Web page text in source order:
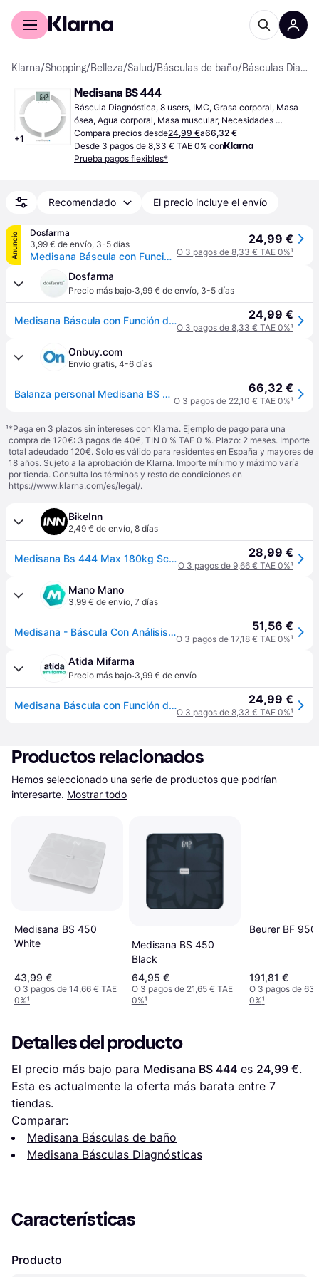
Comprar con Klarna
Klarna/Shopping/Belleza/Salud/Básculas de baño/ Básculas Diagnósticas
+1
Medisana BS 444
Báscula Diagnóstica, 8 users, IMC, Grasa corporal, Masa
ósea, Agua corporal, Masa muscular, Necesidades
calóricas, Blanco, Metal, Vidrio
Compara precios desde24,99 €a66,32 €
Desde 3 pagos de 8,33 € TAE 0% con
Prueba pagos flexibles*
Recomendado El precio incluye el envío
Anuncio
Dosfarma
3,99 € de envío, 3-5 días
Medisana Báscula con Función de Análisis BS 444 Connect
24,99 €
O 3 pagos de 8,33 € TAE 0%¹
Dosfarma
Precio más bajo·3,99 € de envío, 3-5 días
Medisana Báscula con Función de Análisis BS 444 Connect 24,99 €
O 3 pagos de 8,33 € TAE 0%¹
Onbuy.com
Envío gratis, 4-6 días
Balanza personal Medisana BS 444 - Electrónica conectada - IMG, IMC.. 66,32 €
O 3 pagos de 22,10 € TAE 0%¹
¹*Paga en 3 plazos sin intereses con Klarna. Ejemplo de pago para una
compra de 120€: 3 pagos de 40€, TIN 0 % TAE 0 %. Plazo: 2 meses. Importe
total adeudado 120€. Solo es válido para residentes en España y mayores de
18 años. Sujeto a la aprobación de Klarna. Importe mínimo y máximo varía
por tienda. Consulta los términos y resto de condiciones en
https://www.klarna.com/es/legal/.
BikeInn
2,49 € de envío, 8 días
Medisana Bs 444 Max 180kg Scale Blanco 28,99 €
O 3 pagos de 9,66 € TAE 0%¹
Mano Mano
3,99 € de envío, 7 días
Medisana - Báscula Con Análisis Corporal Con Bluetooth - 40444 - Pilas Incluidas 51,56 €
O 3 pagos de 17,18 € TAE 0%¹
Atida Mifarma
Precio más bajo·3,99 € de envío
Medisana Báscula con Función de Análisis BS 444 Connect 24,99 €
O 3 pagos de 8,33 € TAE 0%¹
Productos relacionados
Hemos seleccionado una serie de productos que podrían
interesarte. Mostrar todo
Medisana BS 450
White
43,99 €
O 3 pagos de 14,66 € TAE
0%¹
Medisana BS 450
Black
64,95 €
O 3 pagos de 21,65 € TAE
0%¹
Beurer BF 950
191,81 €
O 3 pagos de
0%¹
Detalles del producto
El precio más bajo para Medisana BS 444 es 24,99 €.
Esta es actualmente la oferta más barata entre 7
tiendas.
Comparar:
Medisana Básculas de baño
Medisana Básculas Diagnósticas
Características
Producto